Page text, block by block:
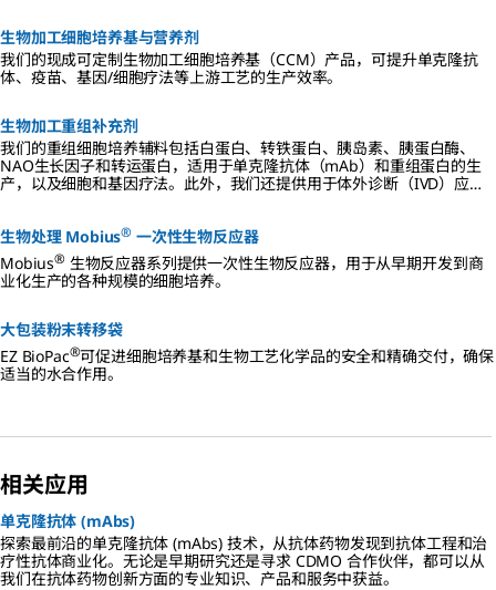
生物加工细胞培养基与营养剂
我们的现成可定制生物加工细胞培养基（CCM）产品，可提升单克隆抗
体、疫苗、基因/细胞疗法等上游工艺的生产效率。
生物加工重组补充剂
我们的重组细胞培养辅料包括白蛋白、转铁蛋白、胰岛素、胰蛋白酶、
NAO生长因子和转运蛋白，适用于单克隆抗体（mAb）和重组蛋白的生
产，以及细胞和基因疗法。此外，我们还提供用于体外诊断（IVD）应用
生物处理 Mobius® 一次性生物反应器
Mobius® 生物反应器系列提供一次性生物反应器，用于从早期开发到商
业化生产的各种规模的细胞培养。
大包装粉末转移袋
EZ BioPac®可促进细胞培养基和生物工艺化学品的安全和精确交付，确保
适当的水合作用。
相关应用
单克隆抗体 (mAbs)
探索最前沿的单克隆抗体 (mAbs) 技术，从抗体药物发现到抗体工程和治
疗性抗体商业化。无论是早期研究还是寻求 CDMO 合作伙伴，都可以从
我们在抗体药物创新方面的专业知识、产品和服务中获益。